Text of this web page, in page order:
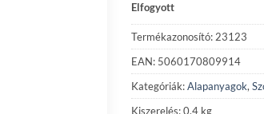
Elfogyott
Termékazonosító: 23123
EAN: 5060170809914
Kategóriák:Alapanyagok,
Kiszerelés: 0.4 kg